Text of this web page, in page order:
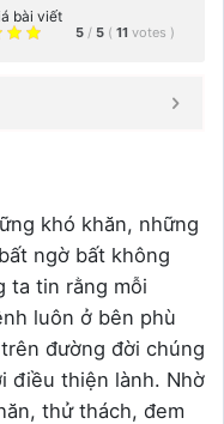
bài viết
5 / 5 ( 11 votes )
khó khăn, những
ngờ bất không
ta tin rằng mỗi
luôn ở bên phù
đường đời chúng
điều thiện lành. Nhờ
thử thách, đem